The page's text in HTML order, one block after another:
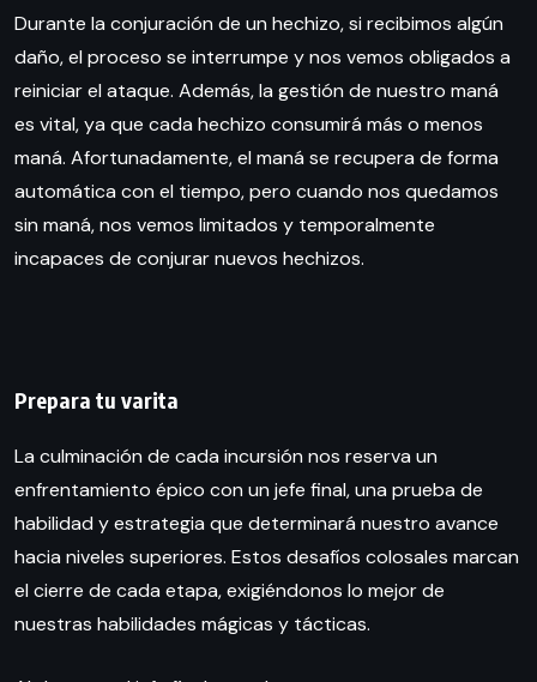
Durante la conjuración de un hechizo, si recibimos algún
daño, el proceso se interrumpe y nos vemos obligados a
reiniciar el ataque. Además, la gestión de nuestro maná
es vital, ya que cada hechizo consumirá más o menos
maná. Afortunadamente, el maná se recupera de forma
automática con el tiempo, pero cuando nos quedamos
sin maná, nos vemos limitados y temporalmente
incapaces de conjurar nuevos hechizos.
Prepara tu varita
La culminación de cada incursión nos reserva un
enfrentamiento épico con un jefe final, una prueba de
habilidad y estrategia que determinará nuestro avance
hacia niveles superiores. Estos desafíos colosales marcan
el cierre de cada etapa, exigiéndonos lo mejor de
nuestras habilidades mágicas y tácticas.